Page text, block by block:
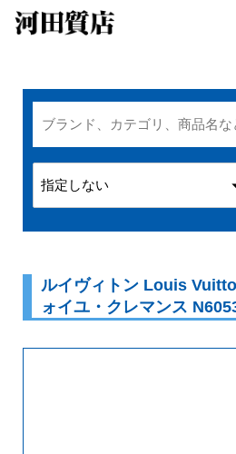
ルイヴィトン Louis
ォイユ・クレマンス